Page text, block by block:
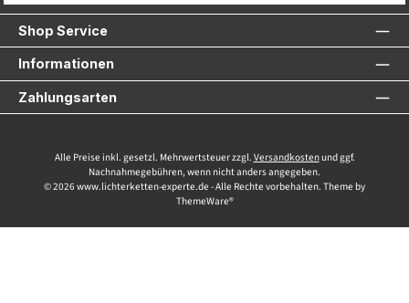
Shop Service
Informationen
Zahlungsarten
Alle Preise inkl. gesetzl. Mehrwertsteuer zzgl. Versandkostenund ggf.
Nachnahmegebühren, wenn nicht anders angegeben.
© 2026 www.lichterketten-experte.de - Alle Rechte vorbehalten. Theme by
ThemeWare®